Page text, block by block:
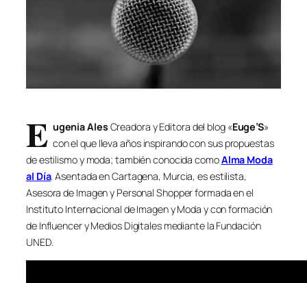
E ugenia AlesCreadora y Editora del blog «Euge’S»
con el que lleva años inspirando con sus propuestas
de estilismo y moda; también conocida comoAlma Moda
al Día. Asentada en Cartagena, Murcia, es estilista,
Asesora de Imagen y Personal Shopper formada en el
Instituto Internacional de Imagen y Moda y con formación
de Influencer y Medios Digitales mediante la Fundación
UNED.